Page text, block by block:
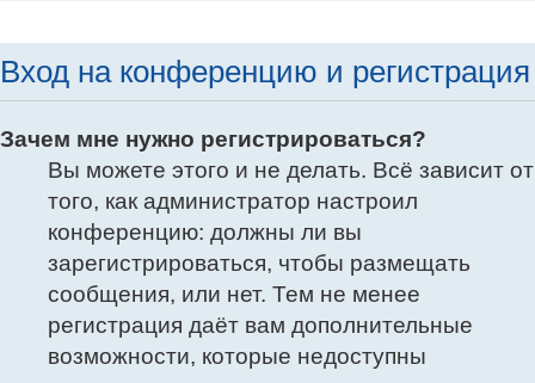
Вход на конференцию и регистрация
Зачем мне нужно регистрироваться?
Вы можете этого и не делать. Всё зависит от
того, как администратор настроил
конференцию: должны ли вы
зарегистрироваться, чтобы размещать
сообщения, или нет. Тем не менее
регистрация даёт вам дополнительные
возможности, которые недоступны